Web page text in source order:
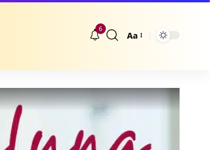
6
Größenänderung
Aa